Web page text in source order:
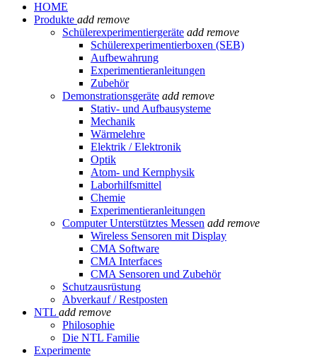
HOME
Produkte add remove
Schülerexperimentiergeräte add remove
Schülerexperimentierboxen (SEB)
Aufbewahrung
Experimentieranleitungen
Zubehör
Demonstrationsgeräte add remove
Stativ- und Aufbausysteme
Mechanik
Wärmelehre
Elektrik / Elektronik
Optik
Atom- und Kernphysik
Laborhilfsmittel
Chemie
Experimentieranleitungen
Computer Unterstütztes Messen add remove
Wireless Sensoren mit Display
CMA Software
CMA Interfaces
CMA Sensoren und Zubehör
Schutzausrüstung
Abverkauf / Restposten
NTL add remove
Philosophie
Die NTL Familie
Experimente